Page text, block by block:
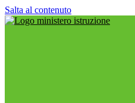
Salta al contenuto